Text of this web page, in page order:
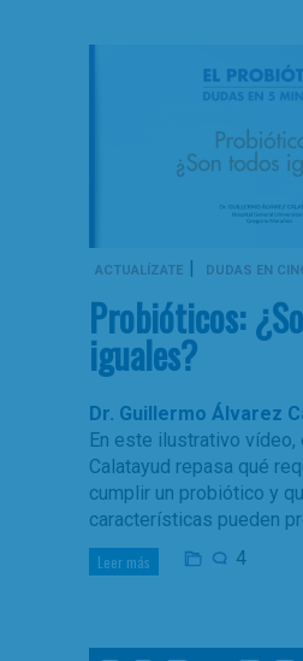
ACTUALÍZATE | DUDAS EN
Probióticos:
iguales?
Dr. Guillermo Álvarez
En este ilustrativo vídeo,
Calatayud repasa qué
cumplir un probiótico y
características pueden
Leer más 4